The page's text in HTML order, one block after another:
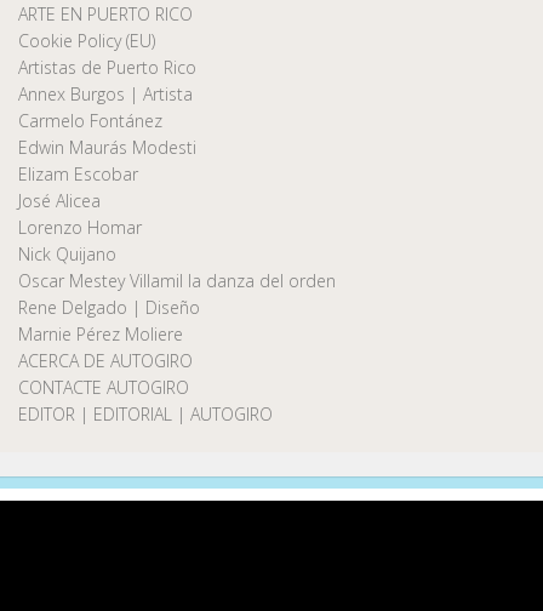
ARTE EN PUERTO RICO
Cookie Policy (EU)
Artistas de Puerto Rico
Annex Burgos | Artista
Carmelo Fontánez
Edwin Maurás Modesti
Elizam Escobar
José Alicea
Lorenzo Homar
Nick Quijano
Oscar Mestey Villamil la danza del orden
Rene Delgado | Diseño
Marnie Pérez Moliere
ACERCA DE AUTOGIRO
CONTACTE AUTOGIRO
EDITOR | EDITORIAL | AUTOGIRO